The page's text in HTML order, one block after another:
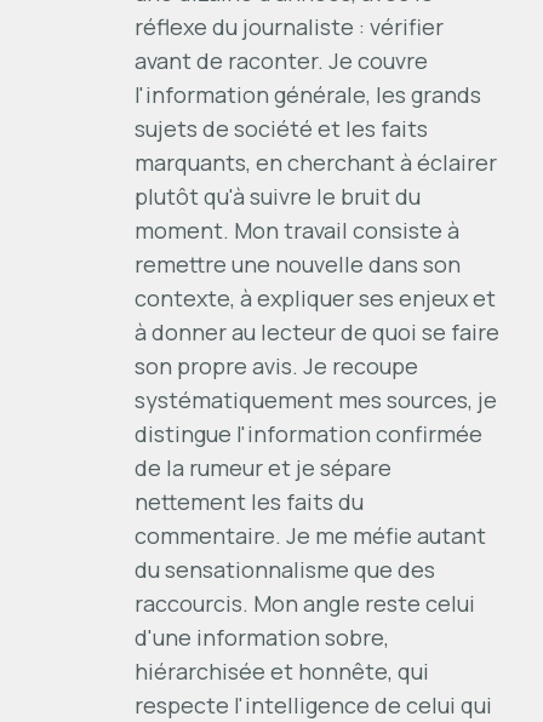
réflexe du journaliste : vérifier
avant de raconter. Je couvre
l'information générale, les grands
sujets de société et les faits
marquants, en cherchant à éclairer
plutôt qu'à suivre le bruit du
moment. Mon travail consiste à
remettre une nouvelle dans son
contexte, à expliquer ses enjeux et
à donner au lecteur de quoi se faire
son propre avis. Je recoupe
systématiquement mes sources, je
distingue l'information confirmée
de la rumeur et je sépare
nettement les faits du
commentaire. Je me méfie autant
du sensationnalisme que des
raccourcis. Mon angle reste celui
d'une information sobre,
hiérarchisée et honnête, qui
respecte l'intelligence de celui qui